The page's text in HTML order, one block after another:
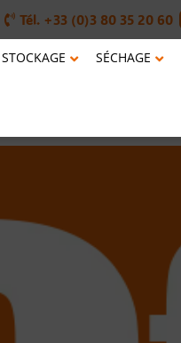
Tél. +33 (0)3 80 35 20 60
STOCKAGE SÉCHAGE